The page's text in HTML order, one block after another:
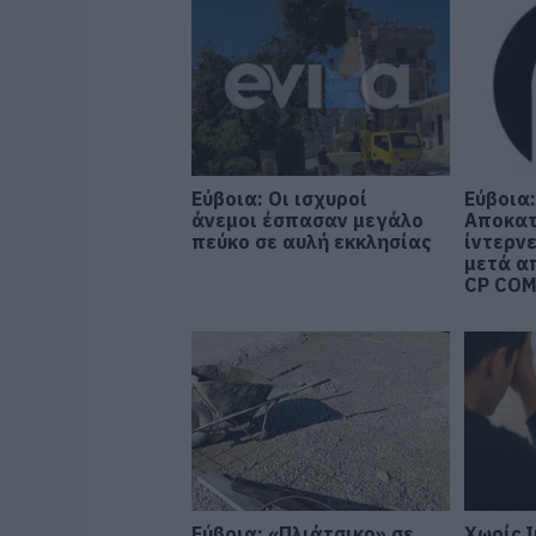
Εύβοια: Οι ισχυροί
άνεμοι έσπασαν μεγάλο
πεύκο σε αυλή εκκλησίας
Εύβοια:
μετά
CP